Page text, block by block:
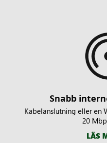
Snabb
Kabelanslutning eller en
20
LÄS